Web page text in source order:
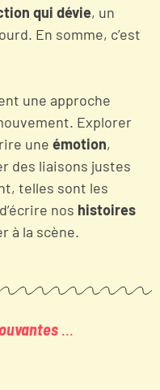
qui dévie, un
En somme, c’est
une approche
Explorer
une émotion,
des liaisons justes
telles sont les
nos histoires
à la scène.
...